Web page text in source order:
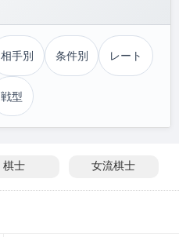
相手別 条件別 レート
戦型
棋士 女流棋士